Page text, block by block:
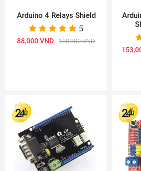
Arduino 4 Relays Shield
5
88,000 VND 100,000 VND